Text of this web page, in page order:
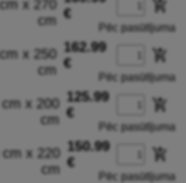
x 270
cm €
add_shopping_cart
Pēc pasūtījuma
x 250
cm
162.99
€
add_shopping_cart
Pēc pasūtījuma
x 200
cm
125.99
€
add_shopping_cart
Pēc pasūtījuma
x 220
cm
150.99
€
add_shopping_cart
Pēc pasūtījuma